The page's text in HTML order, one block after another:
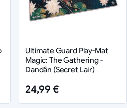
Ultimate Guard Play-Mat
Magic: The Gathering -
Dandân (Secret Lair)
24,99 €